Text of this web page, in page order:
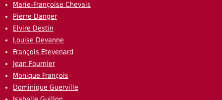
Marie-Françoise Chevais
Pierre Danger
Elvire Destin
Louise Devanne
François Etevenard
Jean Fournier
Monique François
Dominique Guerville